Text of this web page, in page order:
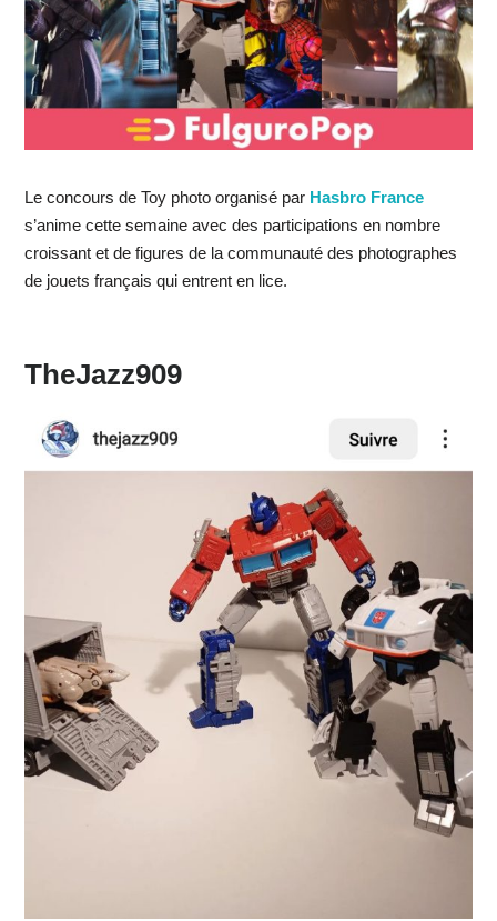
Le concours de Toy photo organisé par Hasbro France
s’anime cette semaine avec des participations en nombre
croissant et de figures de la communauté des photographes
de jouets français qui entrent en lice.
TheJazz909